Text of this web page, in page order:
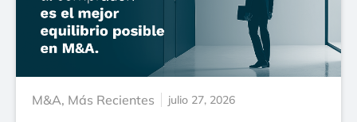
M&A, Más Recientes julio 27, 2026